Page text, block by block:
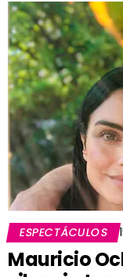
ESPECTÁCULOS
Mauricio